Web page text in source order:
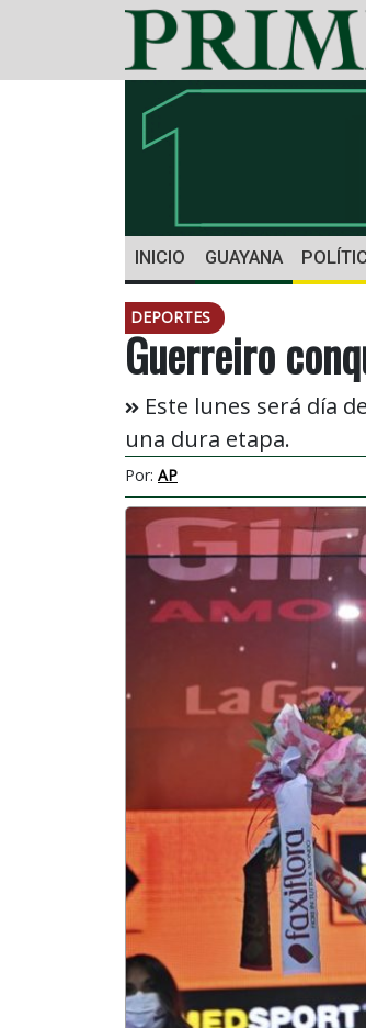
INICIO GUAYANA
DEPORTES
Guerreiro
Este lunes será día
una dura etapa.
Por: AP